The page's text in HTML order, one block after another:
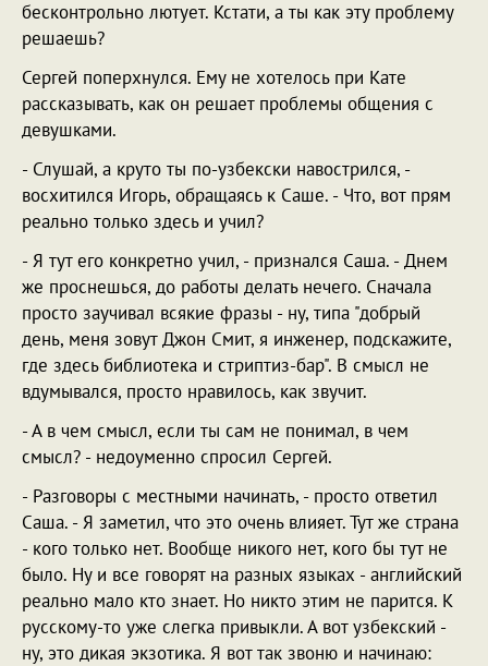
бесконтрольно лютует. Кстати, а ты как эту проблему
решаешь?
Сергей поперхнулся. Ему не хотелось при Кате
рассказывать, как он решает проблемы общения с
девушками.
- Слушай, а круто ты по-узбекски навострился, -
восхитился Игорь, обращаясь к Саше. - Что, вот прям
реально только здесь и учил?
- Я тут его конкретно учил, - признался Саша. - Днем
же проснешься, до работы делать нечего. Сначала
просто заучивал всякие фразы - ну, типа "добрый
день, меня зовут Джон Смит, я инженер, подскажите,
где здесь библиотека и стриптиз-бар". В смысл не
вдумывался, просто нравилось, как звучит.
- А в чем смысл, если ты сам не понимал, в чем
смысл? - недоуменно спросил Сергей.
- Разговоры с местными начинать, - просто ответил
Саша. - Я заметил, что это очень влияет. Тут же страна
- кого только нет. Вообще никого нет, кого бы тут не
было. Ну и все говорят на разных языках - английский
реально мало кто знает. Но никто этим не парится. К
русскому-то уже слегка привыкли. А вот узбекский -
ну, это дикая экзотика. Я вот так звоню и начинаю: